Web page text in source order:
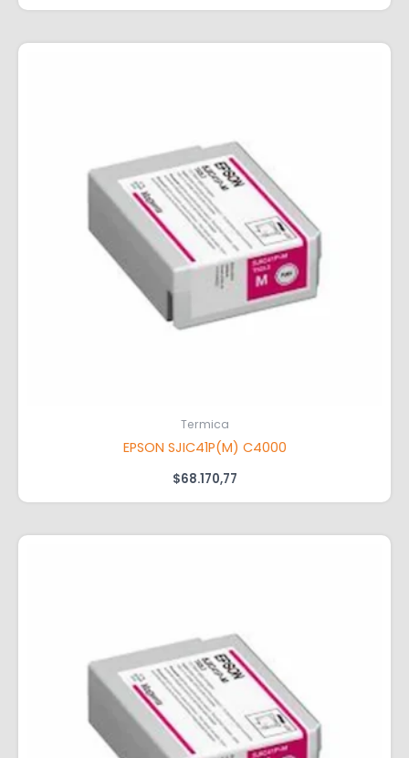
Termica
EPSON SJIC41P(M) C4000
$68.170,77